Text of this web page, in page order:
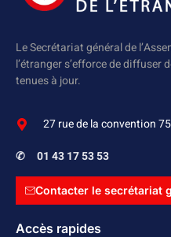
Le Secrétariat général de
l’étranger s’efforce de diffuser
tenues à jour.
27 rue de la convention
✆ 01 43 17 53 53
Contacter le secrétariat
Accès rapides